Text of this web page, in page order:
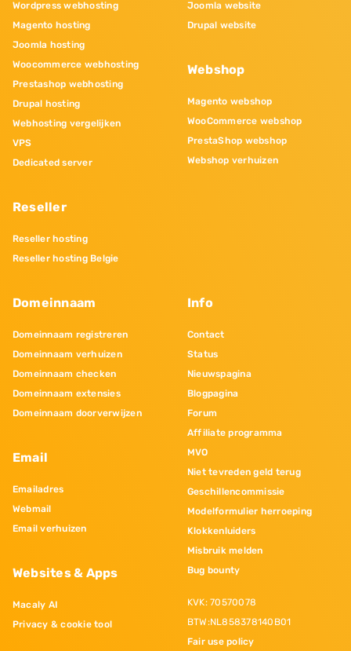
Wordpress webhosting
Magento hosting
Joomla hosting
Woocommerce webhosting
Prestashop webhosting
Drupal hosting
Webhosting vergelijken
VPS
Dedicated server
Reseller
Reseller hosting
Reseller hosting Belgie
Joomla website
Drupal website
Webshop
Magento webshop
WooCommerce webshop
PrestaShop webshop
Webshop verhuizen
Domeinnaam
Domeinnaam registreren
Domeinnaam verhuizen
Domeinnaam checken
Domeinnaam extensies
Domeinnaam doorverwijzen
Email
Emailadres
Webmail
Email verhuizen
Websites & Apps
Macaly AI
Privacy & cookie tool
Info
Contact
Status
Nieuwspagina
Blogpagina
Forum
Affiliate programma
MVO
Niet tevreden geld terug
Geschillencommissie
Modelformulier herroeping
Klokkenluiders
Misbruik melden
Bug bounty
KVK: 70570078
BTW:NL858378140B01
Fair use policy